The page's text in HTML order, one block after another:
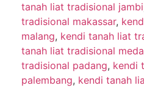
tanah liat tradisional jambi
tradisional makassar,
malang, kendi tanah liat
tanah liat tradisional
tradisional padang, kendi
palembang, kendi tanah